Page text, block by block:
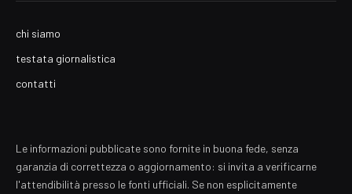
chi siamo
testata giornalistica
contatti
Le informazioni pubblicate sono fornite in buona fede, senza
garanzia di correttezza o aggiornamento: si invita a verificarne
l'attendibilità presso le fonti ufficiali. Se non esplicitamente